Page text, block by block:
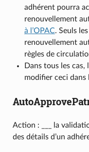
adhérent pourra
renouvellement
à l’OPAC. Seuls
renouvellement
règles de
Dans tous les
modifier ceci dans
Action : ___ la
des détails d’un